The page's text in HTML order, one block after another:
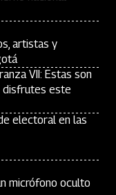
artistas y
VII: Estas son
disfrutes este
electoral en las
micrófono oculto